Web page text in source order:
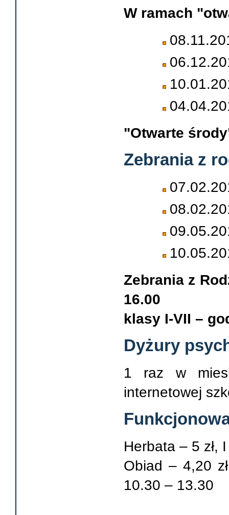
W ramach
"Otwarte
Zebrania z
Zebrania z
16.00
klasy I-VII –
Dyżury
1 raz w
internetowej
Herbata – 5 zł,
Obiad – 4,20
10.30 – 13.30